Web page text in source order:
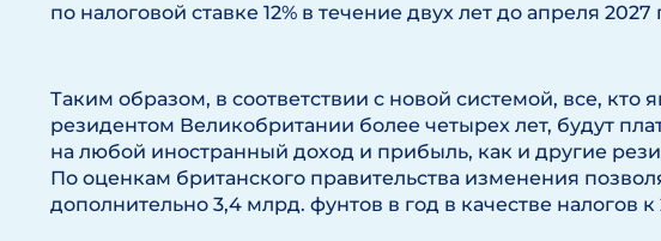
по налоговой ставке 12% в течение двух лет до апреля 2027
Таким образом, в соответствии с новой системой, все, кто
резидентом Великобритании более четырех лет, будут
на любой иностранный доход и прибыль, как и другие
По оценкам британского правительства изменения
дополнительно 3,4 млрд. фунтов в год в качестве налогов к